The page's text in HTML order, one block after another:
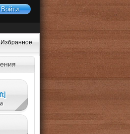
Войти
Избранное